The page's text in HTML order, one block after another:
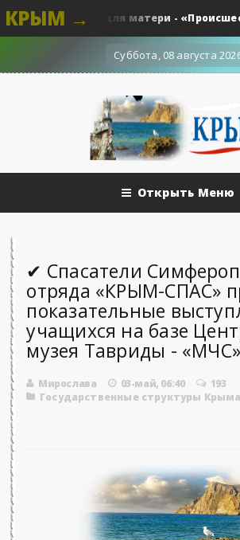
КРЫМ →
130 ножевых для матери -
Суббота, 08 августа
Открыть Меню
✔ Спасатели
отряда «КРЫМ-СПАС»
показательные
учащихся на базе
музея Тавриды -
Мирослава 03-май, 06:40
193
Государственные структуры Крыма